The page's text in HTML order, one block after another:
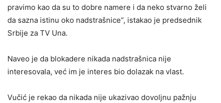
pravimo kao da su to dobre namere i da neko stvarno želi
da sazna istinu oko nadstrašnice“, istakao je predsednik
Srbije za TV Una.
Naveo je da blokadere nikada nadstrašnica nije
interesovala, već im je interes bio dolazak na vlast.
Vučić je rekao da nikada nije ukazivao dovoljnu pažnju